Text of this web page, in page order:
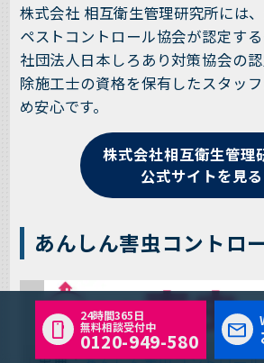
株式会社 相互衛生管理研究所には
ペストコントロール協会が認定す
社団法人日本しろあり対策協会の
除施工士の資格を保有したスタッ
め安心です。
株式会社相互衛生管理
公式サイトを見る
あんしん害虫コントロ
24時間365日
無料相談受付中
0120-949-580